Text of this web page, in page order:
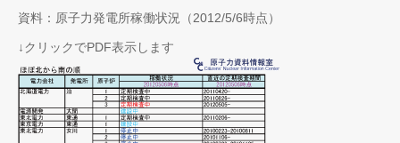
資料：原子力発電所稼働状況（2012/5/6時点）
↓クリックでPDF表示します